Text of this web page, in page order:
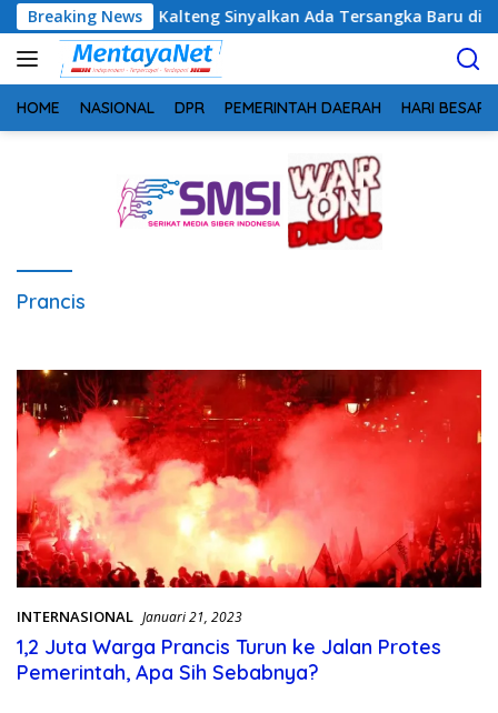
Langsung
ke
konten
Breaking News
Kejati Kalteng Sinyalkan Ada Tersangka Baru di Kasus
HOME NASIONAL DPR PEMERINTAH DAERAH HARI BESAR
Prancis
INTERNASIONAL Januari 21, 2023
1,2 Juta Warga Prancis Turun ke Jalan Protes
Pemerintah, Apa Sih Sebabnya?